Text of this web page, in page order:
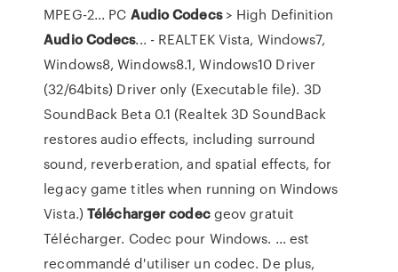
MPEG-2... PC AudioCodecs> High Definition
Audio Codecs... - REALTEK Vista, Windows7,
Windows8, Windows8.1, Windows10 Driver
(32/64bits) Driver only (Executable file). 3D
SoundBack Beta 0.1 (Realtek 3D SoundBack
restores audio effects, including surround
sound, reverberation, and spatial effects, for
legacy game titles when running on Windows
Vista.)Télécharger codecgeov gratuit
Télécharger. Codec pour Windows. ... est
recommandé d'utiliser un codec. De plus,